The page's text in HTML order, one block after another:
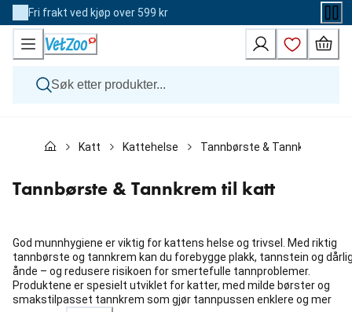
Skip
to
Content
Fri frakt ved kjøp over 599 kr
Katt
Andre dyr
Merker
Katt Kattehelse Tannbørste & Tannkrem til
Tannbørste & Tannkrem til katt
God munnhygiene er viktig for kattens helse og trivsel. Med riktig
tannbørste og tannkrem kan du forebygge plakk, tannstein og
ånde – og redusere risikoen for smertefulle tannproblemer.
Produktene er spesielt utviklet for katter, med milde børster og
smakstilpasset tannkrem som gjør tannpussen enklere og mer